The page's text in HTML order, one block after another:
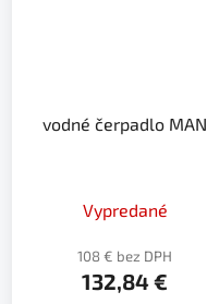
vodné čerpadlo MAN
Vypredané
108 € bez DPH
132,84 €